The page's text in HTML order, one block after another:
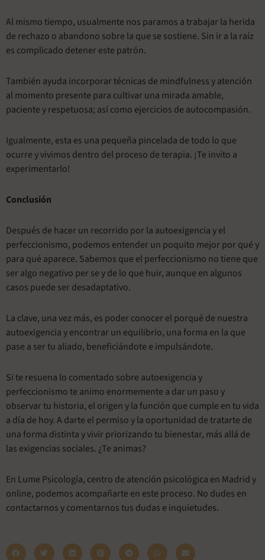
Al mismo tiempo, usualmente nos paramos a trabajar la herida
de rechazo o abandono sobre la que se sostiene. Sin ir a la raíz
es complicado detener este patrón.
También ayuda incorporar técnicas de mindfulness y atención
al momento presente para cultivar una mirada amable,
paciente y respetuosa; así como ejercicios de autocompasión.
Igualmente, esta es una pequeña pincelada de todo lo que
ocurre y vivimos dentro del proceso de terapia. ¡Te invito a
experimentarlo!
Conclusión
Después de hacer un recorrido por la autoexigencia y el
perfeccionismo, podemos entender un poquito mejor por qué y
para qué aparece. Sabemos que el perfeccionismo no tiene que
ser algo negativo per se y de lo que huir, aunque en algunos
casos puede ser desadaptativo.
La clave, una vez más, es poder conocer el porqué de nuestra
autoexigencia y encontrar un equilibrio, una forma en la que
pase a ser tu aliado, beneficiándote e impulsándote.
Si te resuena lo comentado sobre autoexigencia y
perfeccionismo te animo enormemente a dar un paso y
observar tu historia, el origen y la función que cumple en tu vida
a día de hoy. A darte el permiso y la oportunidad de tratarte de
una forma distinta y vivir priorizando tu bienestar, más allá de
las exigencias sociales. ¿Te animas?
En Lume Psicología, centro de atención psicológica en Madrid y
online, podemos acompañarte en este proceso. No dudes en
contactarnos y comentarnos tus dudas e inquietudes.